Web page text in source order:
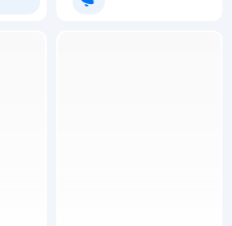
Уведомить о появлении